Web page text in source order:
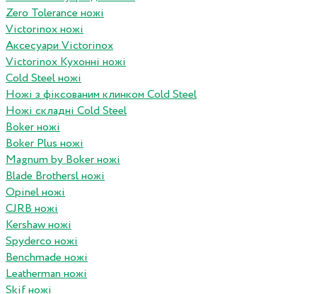
Zero Tolerance ножі
Victorinox ножі
Аксесуари Victorinox
Victorinox Кухонні ножі
Cold Steel ножі
Ножі з фіксованим клинком Cold Steel
Ножі складні Cold Steel
Boker ножі
Boker Plus ножі
Magnum by Boker ножі
Blade Brothersl ножі
Opinel ножі
CJRB ножі
Kershaw ножі
Spyderco ножі
Benchmade ножі
Leatherman ножі
Skif ножі